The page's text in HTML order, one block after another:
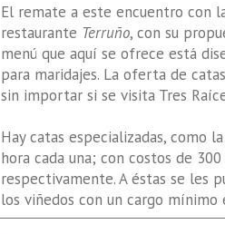
El remate a este encuentro con
restaurante Terruño, con su
menú que aquí se ofrece está
para maridajes. La oferta de
sin importar si se visita Tres
Hay catas especializadas, como la
hora cada una; con costos de
respectivamente. A éstas se les
los viñedos con un cargo mínimo